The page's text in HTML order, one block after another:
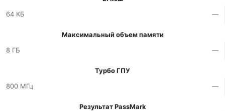
64 КБ
—
Максимальный объем памяти
8 ГБ
—
Турбо ГПУ
800 МГц
—
Результат PassMark